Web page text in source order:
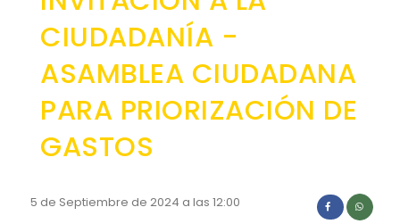
Plan Operativo Anual - POA
Procesos de contratación
CIUDADANÍA -
ASAMBLEA CIUDADANA
PARA PRIORIZACIÓN DE
GASTOS
5 de Septiembre de 2024 a las 12:00